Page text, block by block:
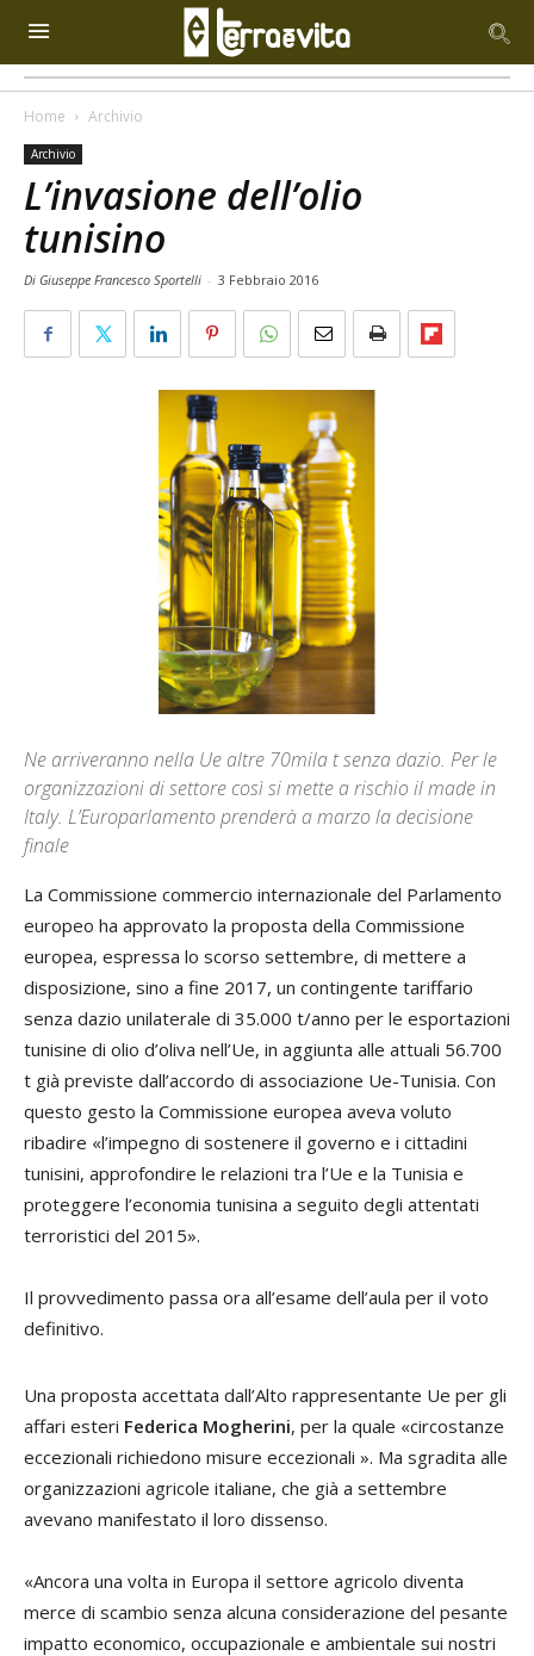
Home Archivio
Archivio
L’invasione dell’olio
tunisino
Di Giuseppe Francesco Sportelli - 3 Febbraio 2016
Ne arriveranno nella Ue altre 70mila t senza dazio. Per le
organizzazioni di settore così si mette a rischio il made in
Italy. L’Europarlamento prenderà a marzo la decisione
finale
La Commissione commercio internazionale del Parlamento
europeo ha approvato la proposta della Commissione
europea, espressa lo scorso settembre, di mettere a
disposizione, sino a fine 2017, un contingente tariffario
senza dazio unilaterale di 35.000 t/anno per le esportazioni
tunisine di olio d’oliva nell’Ue, in aggiunta alle attuali 56.700
t già previste dall’accordo di associazione Ue-Tunisia. Con
questo gesto la Commissione europea aveva voluto
ribadire «l’impegno di sostenere il governo e i cittadini
tunisini, approfondire le relazioni tra l’Ue e la Tunisia e
proteggere l’economia tunisina a seguito degli attentati
terroristici del 2015».
Il provvedimento passa ora all’esame dell’aula per il voto
definitivo.
Una proposta accettata dall’Alto rappresentante Ue per gli
affari esteri Federica Mogherini, per la quale «circostanze
eccezionali richiedono misure eccezionali ». Ma sgradita alle
organizzazioni agricole italiane, che già a settembre
avevano manifestato il loro dissenso.
«Ancora una volta in Europa il settore agricolo diventa
merce di scambio senza alcuna considerazione del pesante
impatto economico, occupazionale e ambientale sui nostri